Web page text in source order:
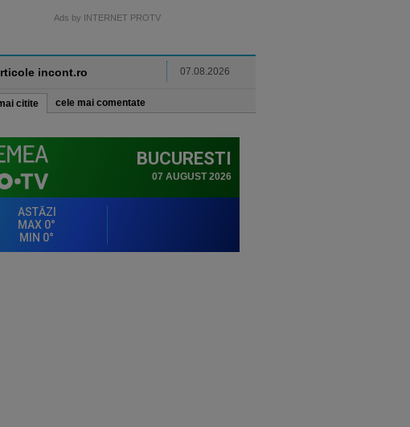
Ads by INTERNET PROTV
incont.ro 07.08.2026
citite cele mai comentate